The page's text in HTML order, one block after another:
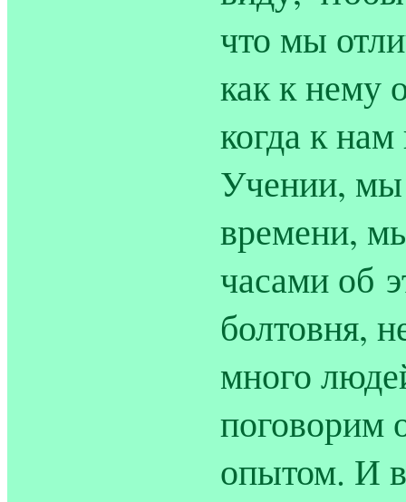
что мы
как к нему
когда к
Учении,
времени,
часами об
болтовня,
много
поговорим
опытом. И